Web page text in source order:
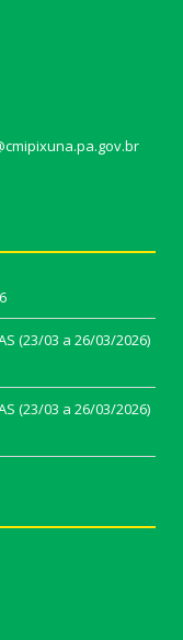
(23/03 a 26/03/2026)
(23/03 a 26/03/2026)